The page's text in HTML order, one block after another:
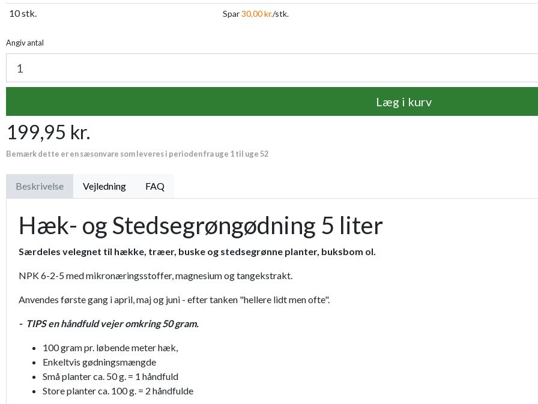
10 stk. Spar30,00 kr./stk.
Angiv antal
Læg i kurv
199,95 kr.
Bemærk dette er en sæsonvare som leveres i perioden fra uge 1 til uge 52
Beskrivelse Vejledning FAQ
Hæk- og Stedsegrøngødning 5 liter
Særdeles velegnet til hække, træer, buske og stedsegrønne planter, buksbom ol.
NPK 6-2-5 med mikronæringsstoffer, magnesium og tangekstrakt.
Anvendes første gang i april, maj og juni - efter tanken "hellere lidt men ofte".
- TIPS en håndfuld vejer omkring 50 gram.
100 gram pr. løbende meter hæk,
Enkeltvis gødningsmængde
Små planter ca. 50 g. = 1 håndfuld
Store planter ca. 100 g. = 2 håndfulde